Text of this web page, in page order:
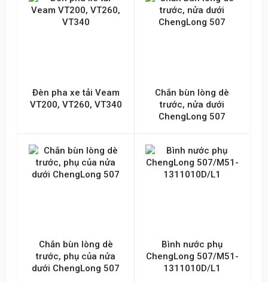
Đèn pha xe tải Veam
VT200, VT260, VT340
Chắn bùn lòng dè
trước, nửa dưới
ChengLong 507
Chắn bùn lòng dè
trước, phụ của nửa
dưới ChengLong 507
Bình nước phụ
ChengLong 507/M51-
1311010D/L1